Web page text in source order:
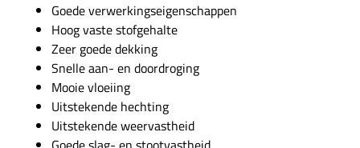
Goede verwerkingseigenschappen
Hoog vaste stofgehalte
Zeer goede dekking
Snelle aan- en doordroging
Mooie vloeiing
Uitstekende hechting
Uitstekende weervastheid